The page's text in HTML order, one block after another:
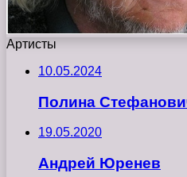
Артисты
10.05.2024
Полина
19.05.2020
Андрей Юренев